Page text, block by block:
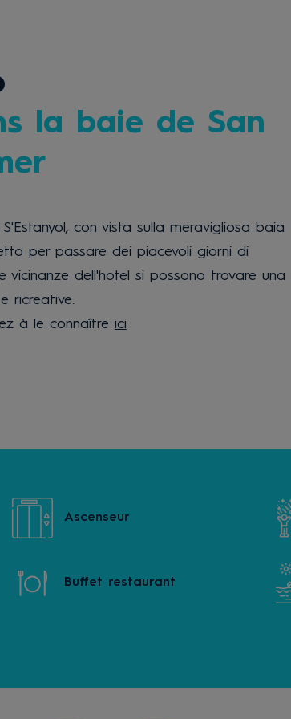
la baie de San
con vista sulla meravigliosa baia
per passare dei piacevoli giorni di
vicinanze dell'hotel si possono trovare una
ricreative.
à le connaître ici
Ascenseur
Buffet restaurant